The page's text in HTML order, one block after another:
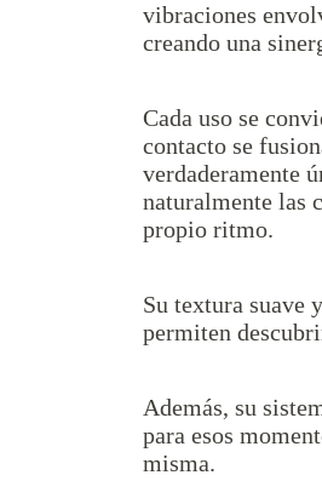
vibraciones
creando una
Cada uso se
contacto se
verdaderamente
naturalmente las
propio ritmo.
Su textura suave
permiten
Además, su
para esos
misma.